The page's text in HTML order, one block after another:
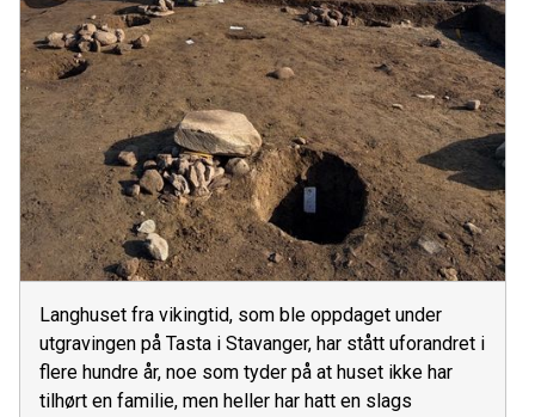
Langhuset fra vikingtid, som ble oppdaget under
utgravingen på Tasta i Stavanger, har stått uforandret i
flere hundre år, noe som tyder på at huset ikke har
tilhørt en familie, men heller har hatt en slags